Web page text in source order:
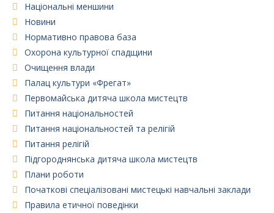
Національні меншини
Новини
Нормативно правова база
Охорона культурної спадщини
Очищення влади
Палац культури «Фрегат»
Первомайська дитяча школа мистецтв
Питання національностей
Питання національностей та релігій
Питання релігій
Підгороднянська дитяча школа мистецтв
Плани роботи
Початкові спеціалізовані мистецькі навчальні заклади
Правила етичної поведінки